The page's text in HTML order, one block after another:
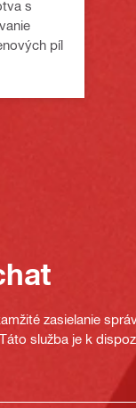
s
píl
zasielanie
služba je k